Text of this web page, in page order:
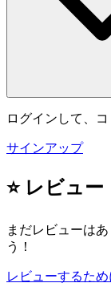
ログインして、
サインアップ
⭐ レビュー
まだレビューは
う！
レビューするた